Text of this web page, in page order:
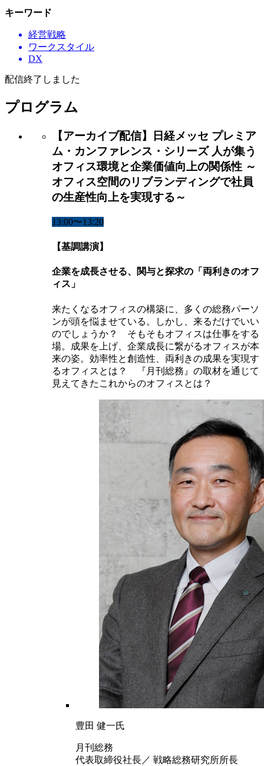
キーワード
経営戦略
ワークスタイル
DX
配信終了しました
プログラム
【アーカイブ配信】日経メッセ プレミア
ム・カンファレンス・シリーズ 人が集う
オフィス環境と企業価値向上の関係性 ～
オフィス空間のリブランディングで社員
の生産性向上を実現する～
13:00〜13:20
【基調講演】
企業を成長させる、関与と探求の「両利きのオフ
ィス」
来たくなるオフィスの構築に、多くの総務パーソ
ンが頭を悩ませている。しかし、来るだけでいい
のでしょうか？ そもそもオフィスは仕事をする
場。成果を上げ、企業成長に繋がるオフィスが本
来の姿。効率性と創造性、両利きの成果を実現す
るオフィスとは？ 『月刊総務』の取材を通じて
見えてきたこれからのオフィスとは？
豊田 健一氏
月刊総務
代表取締役社長／ 戦略総務研究所所長